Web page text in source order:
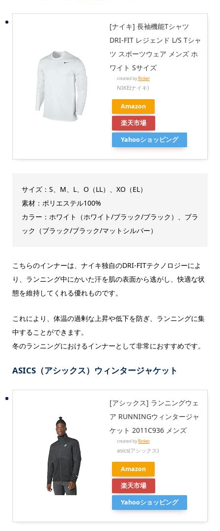
[ナイキ] 長袖機能Tシャツ
DRI-FIT レジェンド L/S Tシャ
ツ スポーツウェア メンズ ホ
ワイト Sサイズ
created byRinker
NIKE(ナイキ)
Amazon
楽天市場
Yahooショッピング
サイズ：S、M、L、O（LL）、XO（EL）
素材：ポリエステル100%
カラー：ホワイト（ホワイト/ブラック/ブラック）、ブラ
ック（ブラック/ブラック/マットシルバー）
こちらのインナーは、ナイキ独自のDRI-FITテクノロジーによ
り、ランニング中にかいた汗を肌の表面から逃がし、快適な状
態を維持してくれる優れものです。
これにより、体温の過剰な上昇や低下を防ぎ、ランニングに集
中することができます。
冬のランニングにおけるインナーとして非常におすすめです。
ASICS（アシックス）ウィンタージャケット
[アシックス] ランニングウェ
ア RUNNINGウィンタージャ
ケット 2011C936 メンズ
created byRinker
asics(アシックス)
Amazon
楽天市場
Yahooショッピング